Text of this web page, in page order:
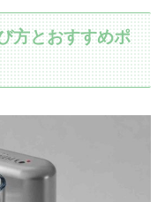
方とおすすめポ